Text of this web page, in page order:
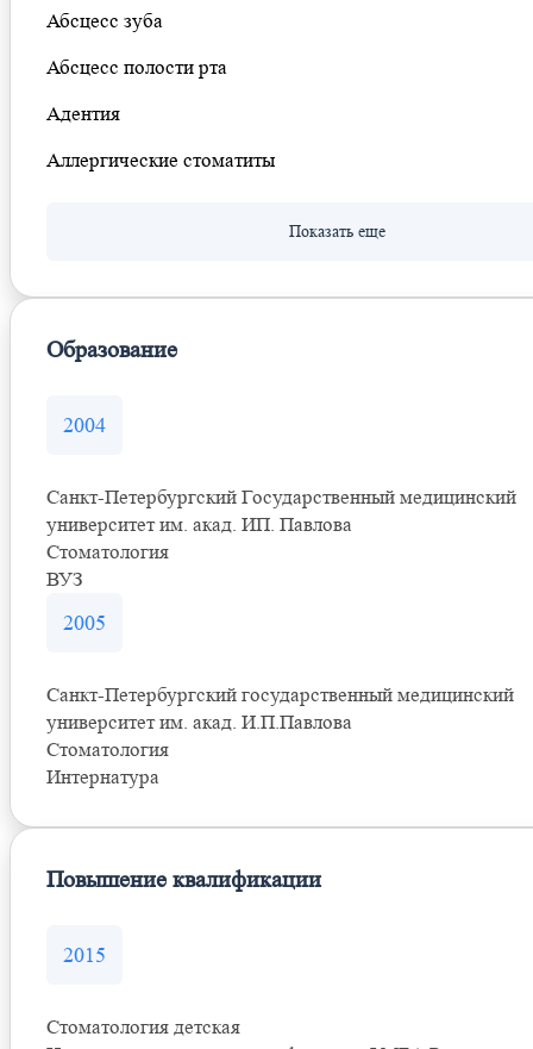
Абсцесс зуба
Абсцесс полости рта
Адентия
Аллергические стоматиты
Образование
2004
Санкт-Петербургский Государственный медицинский
университет им. акад. ИП. Павлова
Стоматология
ВУЗ
2005
Санкт-Петербургский государственный медицинский
университет им. акад. И.П.Павлова
Стоматология
Интернатура
Повышение квалификации
2015
Стоматология детская